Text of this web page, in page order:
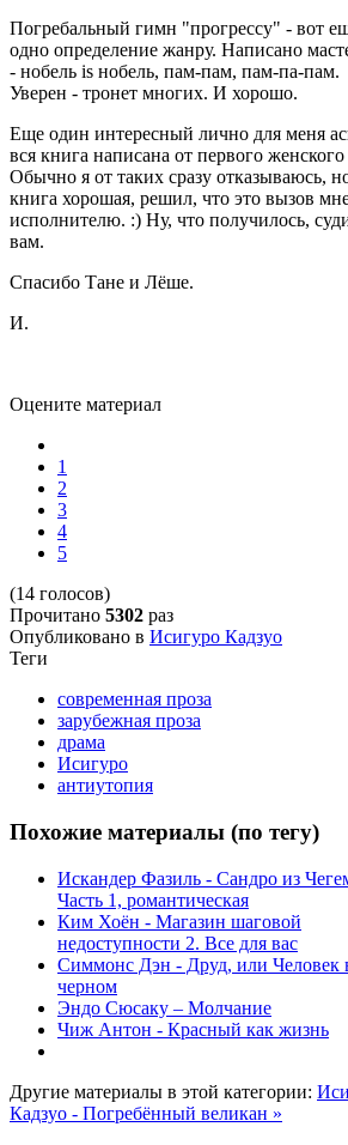
Погребальный гимн "прогрессу" - вот
одно определение жанру. Написано
- нобель is нобель, пам-пам, пам-па-пам.
Уверен - тронет многих. И хорошо.
Еще один интересный лично для меня
вся книга написана от первого
Обычно я от таких сразу отказываюсь,
книга хорошая, решил, что это вызов
исполнителю. :) Ну, что получилось,
вам.
Спасибо Тане и Лёше.
И.
Оцените материал
1
2
3
4
5
(14 голосов)
Прочитано 5302 раз
Опубликовано в Исигуро Кадзуо
Теги
современная проза
зарубежная проза
драма
Исигуро
антиутопия
Похожие материалы (по тегу)
Искандер Фазиль - Сандро из
Часть 1, романтическая
Ким Хоён - Магазин шаговой
недоступности 2. Все для вас
Симмонс Дэн - Друд, или Человек
черном
Эндо Сюсаку – Молчание
Чиж Антон - Красный как жизнь
Другие материалы в этой категории:
Кадзуо - Погребённый великан »